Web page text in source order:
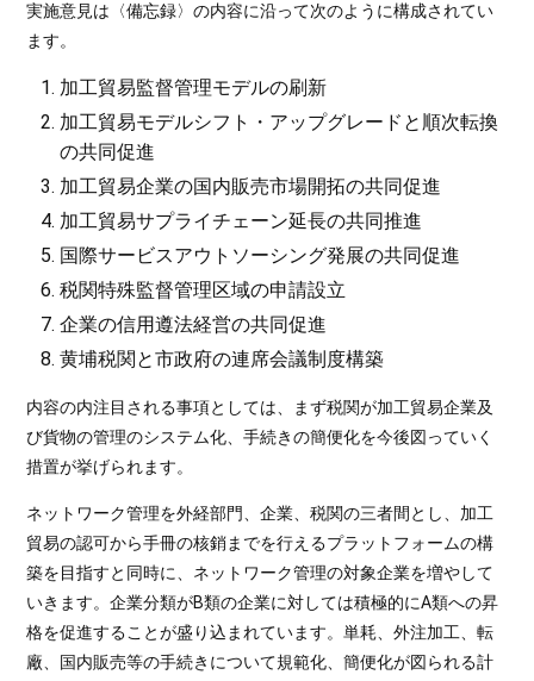
実施意見は〈備忘録〉の内容に沿って次のように構成されてい
ます。
加工貿易監督管理モデルの刷新
加工貿易モデルシフト・アップグレードと順次転換
の共同促進
加工貿易企業の国内販売市場開拓の共同促進
加工貿易サプライチェーン延長の共同推進
国際サービスアウトソーシング発展の共同促進
税関特殊監督管理区域の申請設立
企業の信用遵法経営の共同促進
黄埔税関と市政府の連席会議制度構築
内容の内注目される事項としては、まず税関が加工貿易企業及
び貨物の管理のシステム化、手続きの簡便化を今後図っていく
措置が挙げられます。
ネットワーク管理を外経部門、企業、税関の三者間とし、加工
貿易の認可から手冊の核銷までを行えるプラットフォームの構
築を目指すと同時に、ネットワーク管理の対象企業を増やして
いきます。企業分類がB類の企業に対しては積極的にA類への昇
格を促進することが盛り込まれています。単耗、外注加工、転
廠、国内販売等の手続きについて規範化、簡便化が図られる計